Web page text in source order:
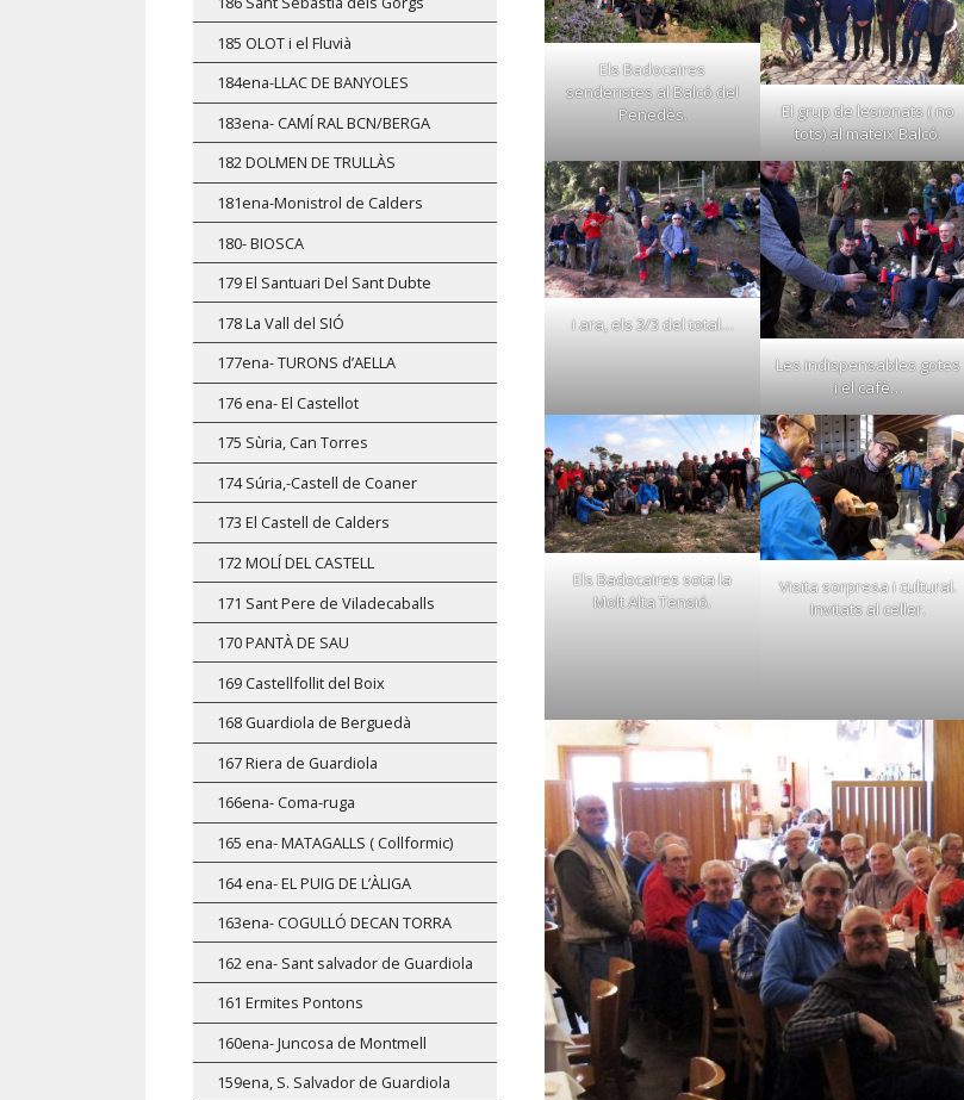
Els Badocaires
senderistes al Balcó del
Penedès.
El grup de lesionats ( no
tots) al mateix Balcó.
i ara, els 3/3 del total…
Les indispensables gotes
i el cafè…
Els Badocaires sota la
Molt Alta Tensió.
Visita sorpresa i cultural.
Invitats al celler.
185 OLOT i el Fluvià
184ena-LLAC DE BANYOLES
183ena- CAMÍ RAL BCN/BERGA
182 DOLMEN DE TRULLÀS
181ena-Monistrol de Calders
180- BIOSCA
179 El Santuari Del Sant Dubte
178 La Vall del SIÓ
177ena- TURONS d’AELLA
176 ena- El Castellot
175 Sùria, Can Torres
174 Súria,-Castell de Coaner
173 El Castell de Calders
172 MOLÍ DEL CASTELL
171 Sant Pere de Viladecaballs
170 PANTÀ DE SAU
169 Castellfollit del Boix
168 Guardiola de Berguedà
167 Riera de Guardiola
166ena- Coma-ruga
165 ena- MATAGALLS ( Collformic)
164 ena- EL PUIG DE L’ÀLIGA
163ena- COGULLÓ DECAN TORRA
162 ena- Sant salvador de Guardiola
161 Ermites Pontons
160ena- Juncosa de Montmell
159ena, S. Salvador de Guardiola